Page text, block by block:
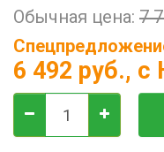
Обычная цена: 7
6 492 руб., с